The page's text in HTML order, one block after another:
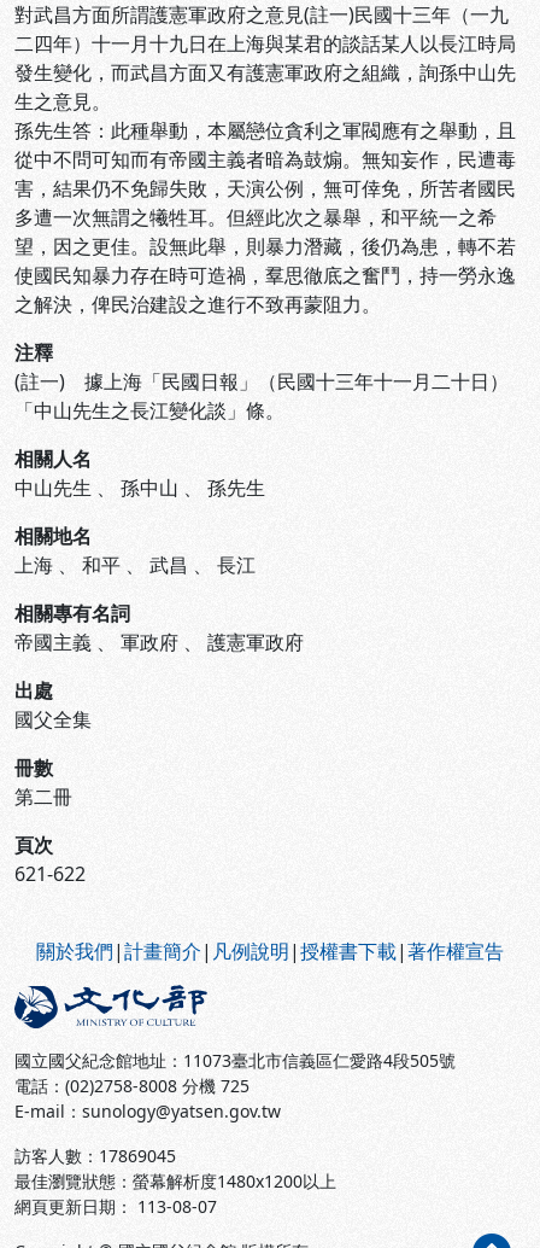
對武昌方面所謂護憲軍政府之意見(註一)民國十三年（一九
二四年）十一月十九日在上海與某君的談話某人以長江時局
發生變化，而武昌方面又有護憲軍政府之組織，詢孫中山先
生之意見。
孫先生答：此種舉動，本屬戀位貪利之軍閥應有之舉動，且
從中不問可知而有帝國主義者暗為鼓煽。無知妄作，民遭毒
害，結果仍不免歸失敗，天演公例，無可倖免，所苦者國民
多遭一次無謂之犧牲耳。但經此次之暴舉，和平統一之希
望，因之更佳。設無此舉，則暴力潛藏，後仍為患，轉不若
使國民知暴力存在時可造禍，羣思徹底之奮鬥，持一勞永逸
之解決，俾民治建設之進行不致再蒙阻力。
注釋
(註一) 據上海「民國日報」（民國十三年十一月二十日）
「中山先生之長江變化談」條。
相關人名
中山先生 、 孫中山 、 孫先生
相關地名
上海 、 和平 、 武昌 、 長江
相關專有名詞
帝國主義 、 軍政府 、 護憲軍政府
出處
國父全集
冊數
第二冊
頁次
621-622
關於我們|計畫簡介| 凡例說明|授權書下載|著作權宣告
國立國父紀念館地址：11073臺北市信義區仁愛路4段505號
電話：(02)2758-8008 分機 725
E-mail：sunology@yatsen.gov.tw
訪客人數： 17869045
最佳瀏覽狀態：螢幕解析度1480x1200以上
網頁更新日期： 113-08-07